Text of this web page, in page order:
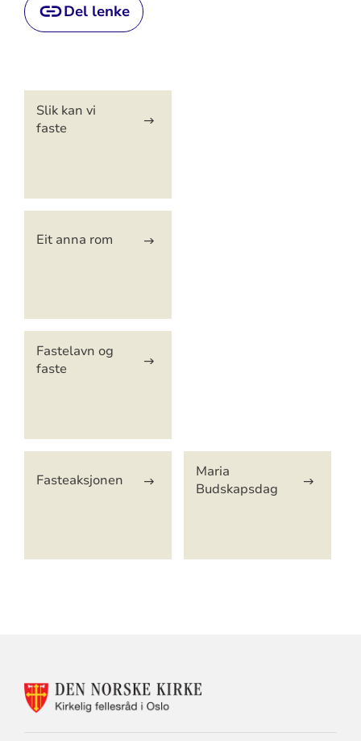
Del lenke
Artikkelsnarveger
Slik kan vi
faste
Eit anna rom
Fastelavn og
faste
Fasteaksjonen
Maria
Budskapsdag
KONTAKTINFORMASJON